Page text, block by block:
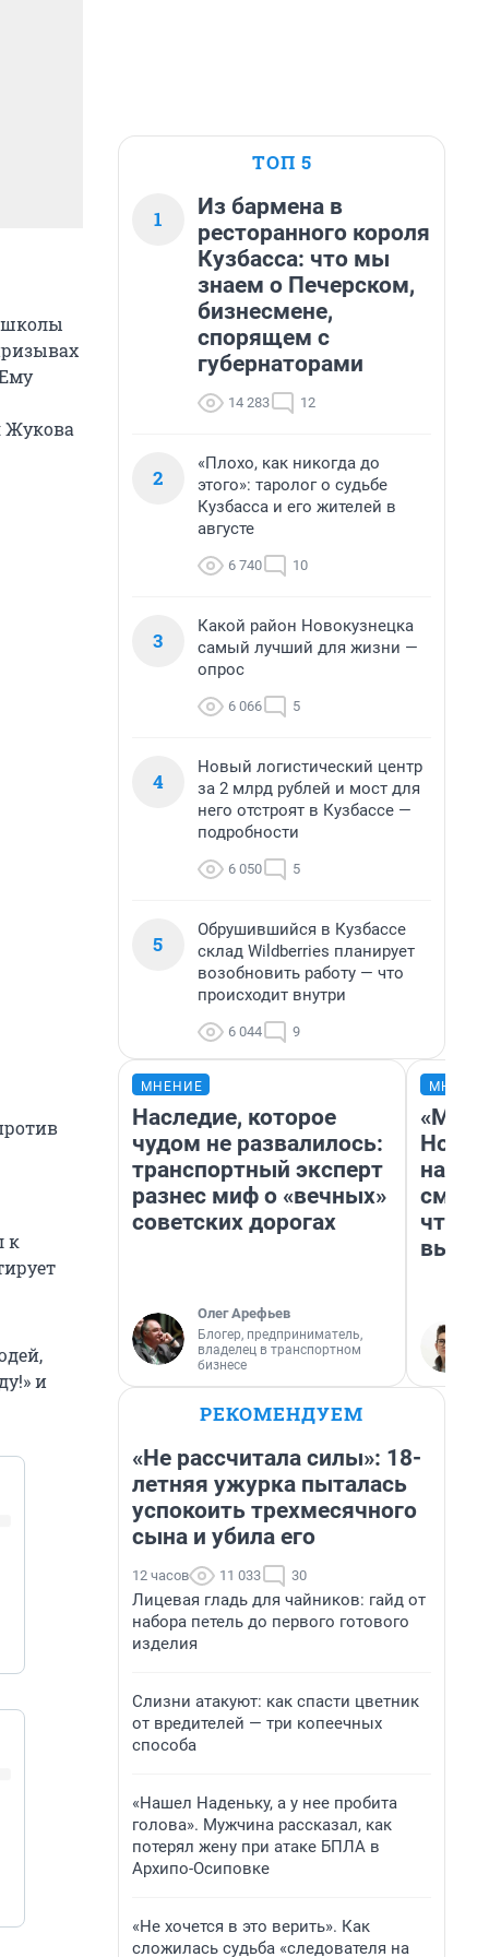
школы
Жукова
к
и
ТОП 5
1
Из бармена в
ресторанного короля
Кузбасса: что мы
знаем о Печерском,
бизнесмене,
спорящем с
губернаторами
14 283 12
2
«Плохо, как никогда до
этого»: таролог о судьбе
Кузбасса и его жителей в
августе
6 740 10
3
Какой район Новокузнецка
самый лучший для жизни —
опрос
6 066 5
4
Новый логистический центр
за 2 млрд рублей и мост для
него отстроят в Кузбассе —
подробности
6 050 5
5
Обрушившийся в Кузбассе
склад Wildberries планирует
возобновить работу — что
происходит внутри
6 044 9
МНЕНИЕ
Наследие, которое
чудом не развалилось:
транспортный эксперт
разнес миф о «вечных»
советских дорогах
Олег Арефьев
Блогер, предприниматель,
владелец в транспортном
бизнесе
«Мы
РЕКОМЕНДУЕМ
«Не рассчитала силы»: 18-
летняя ужурка пыталась
успокоить трехмесячного
сына и убила его
12 часов 11 033 30
Лицевая гладь для чайников: гайд от
набора петель до первого готового
изделия
Слизни атакуют: как спасти цветник
от вредителей — три копеечных
способа
«Нашел Наденьку, а у нее пробита
голова». Мужчина рассказал, как
потерял жену при атаке БПЛА в
Архипо-Осиповке
«Не хочется в это верить». Как
сложилась судьба «следователя на